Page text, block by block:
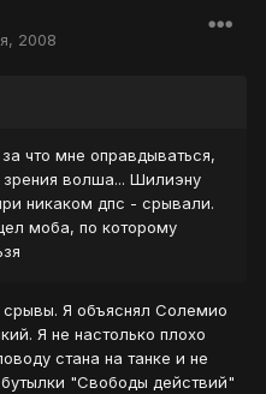
2008
что мне оправдываться,
зрения волша... Шилиэну
никаком дпс - срывали.
моба, по которому
Я объяснял Солемио
Я не настолько плохо
стана на танке и не
"Свободы действий"